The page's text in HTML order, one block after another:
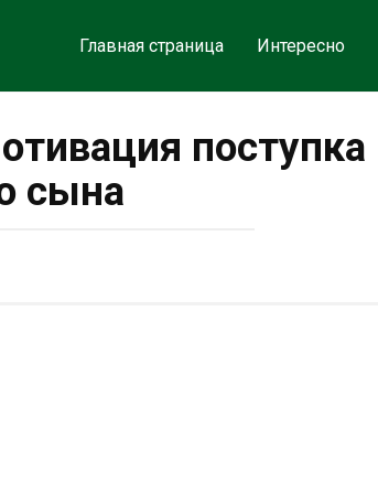
Главная страница Интересно
поступка
сына